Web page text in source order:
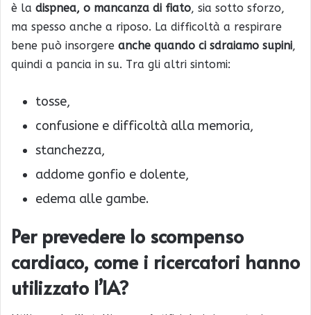
è la dispnea, o mancanza di fiato, sia sotto sforzo,
ma spesso anche a riposo. La difficoltà a respirare
bene può insorgere anche quando ci sdraiamo supini,
quindi a pancia in su. Tra gli altri sintomi:
tosse,
confusione e difficoltà alla memoria,
stanchezza,
addome gonfio e dolente,
edema alle gambe.
Per prevedere lo scompenso
cardiaco, come i ricercatori hanno
utilizzato l’IA?